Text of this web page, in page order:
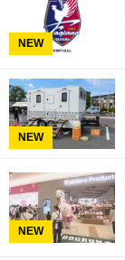
NEW
NEW
NEW